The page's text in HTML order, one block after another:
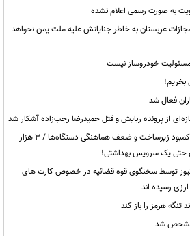
به صورت رسمی اعلام نشده
عربستان به خاطر جنایاتش علیه ملت یمن نخواهد
مسئولیت خودروساز نیست
بخریم!
فعال شد
تازه‌ای از پرونده ربایش و قتل حمیدرضا رجب‌زاده آشکار شد
ریمـدان؛ مرزی گرفتار در صف، کمبود زیرساخت و ضعف هماهنگی دستگاه‌ها / ۳ هزار
حتی یک سرویس بهداشتی!
نیوز توسط سخنگوی قوه قضائیه در خصوص کارت های
ارزی رسیده اند
تنگه هرمز را باز کند
مشخص شد